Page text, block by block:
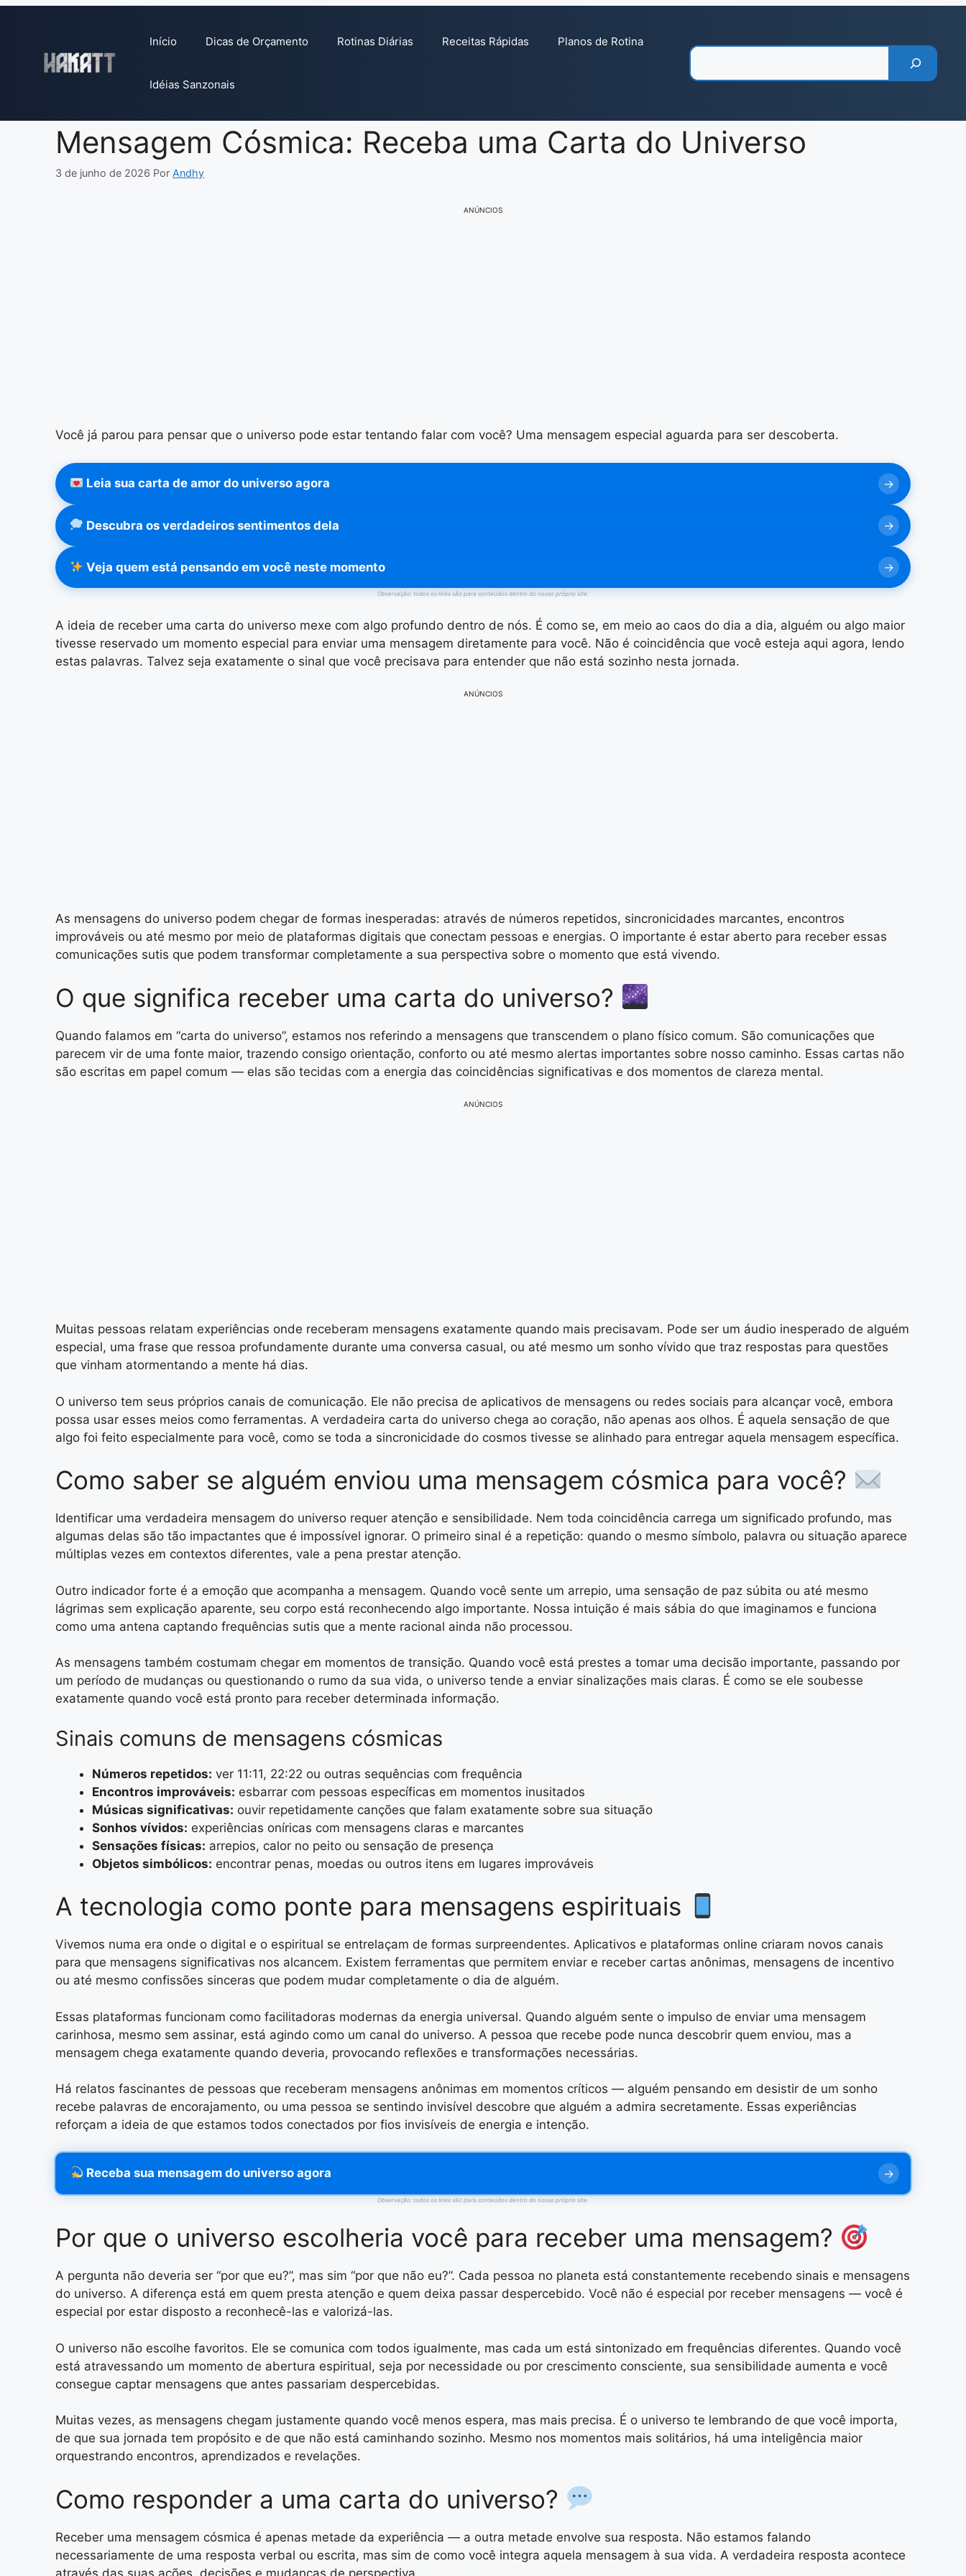
conteúdo
Início Dicas de Orçamento Rotinas Diárias Receitas Rápidas Planos de Rotina
Idéias Sanzonais
Mensagem Cósmica: Receba uma Carta do Universo
3 de junho de 2026 Por Andhy
ANÚNCIOS
Você já parou para pensar que o universo pode estar tentando falar com você? Uma mensagem especial aguarda para ser descoberta.
Leia sua carta de amor do universo agora
Descubra os verdadeiros sentimentos dela
Veja quem está pensando em você neste momento
Observação: todos os links são para conteúdos dentro do nosso próprio site.
A ideia de receber uma carta do universo mexe com algo profundo dentro de nós. É como se, em meio ao caos do dia a dia, alguém ou algo maior
tivesse reservado um momento especial para enviar uma mensagem diretamente para você. Não é coincidência que você esteja aqui agora, lendo
estas palavras. Talvez seja exatamente o sinal que você precisava para entender que não está sozinho nesta jornada.
ANÚNCIOS
As mensagens do universo podem chegar de formas inesperadas: através de números repetidos, sincronicidades marcantes, encontros
improváveis ou até mesmo por meio de plataformas digitais que conectam pessoas e energias. O importante é estar aberto para receber essas
comunicações sutis que podem transformar completamente a sua perspectiva sobre o momento que está vivendo.
O que significa receber uma carta do universo?
Quando falamos em “carta do universo”, estamos nos referindo a mensagens que transcendem o plano físico comum. São comunicações que
parecem vir de uma fonte maior, trazendo consigo orientação, conforto ou até mesmo alertas importantes sobre nosso caminho. Essas cartas não
são escritas em papel comum — elas são tecidas com a energia das coincidências significativas e dos momentos de clareza mental.
ANÚNCIOS
Muitas pessoas relatam experiências onde receberam mensagens exatamente quando mais precisavam. Pode ser um áudio inesperado de alguém
especial, uma frase que ressoa profundamente durante uma conversa casual, ou até mesmo um sonho vívido que traz respostas para questões
que vinham atormentando a mente há dias.
O universo tem seus próprios canais de comunicação. Ele não precisa de aplicativos de mensagens ou redes sociais para alcançar você, embora
possa usar esses meios como ferramentas. A verdadeira carta do universo chega ao coração, não apenas aos olhos. É aquela sensação de que
algo foi feito especialmente para você, como se toda a sincronicidade do cosmos tivesse se alinhado para entregar aquela mensagem específica.
Como saber se alguém enviou uma mensagem cósmica para você?
Identificar uma verdadeira mensagem do universo requer atenção e sensibilidade. Nem toda coincidência carrega um significado profundo, mas
algumas delas são tão impactantes que é impossível ignorar. O primeiro sinal é a repetição: quando o mesmo símbolo, palavra ou situação aparece
múltiplas vezes em contextos diferentes, vale a pena prestar atenção.
Outro indicador forte é a emoção que acompanha a mensagem. Quando você sente um arrepio, uma sensação de paz súbita ou até mesmo
lágrimas sem explicação aparente, seu corpo está reconhecendo algo importante. Nossa intuição é mais sábia do que imaginamos e funciona
como uma antena captando frequências sutis que a mente racional ainda não processou.
As mensagens também costumam chegar em momentos de transição. Quando você está prestes a tomar uma decisão importante, passando por
um período de mudanças ou questionando o rumo da sua vida, o universo tende a enviar sinalizações mais claras. É como se ele soubesse
exatamente quando você está pronto para receber determinada informação.
Sinais comuns de mensagens cósmicas
Números repetidos: ver 11:11, 22:22 ou outras sequências com frequência
Encontros improváveis: esbarrar com pessoas específicas em momentos inusitados
Músicas significativas: ouvir repetidamente canções que falam exatamente sobre sua situação
Sonhos vívidos: experiências oníricas com mensagens claras e marcantes
Sensações físicas: arrepios, calor no peito ou sensação de presença
Objetos simbólicos: encontrar penas, moedas ou outros itens em lugares improváveis
A tecnologia como ponte para mensagens espirituais
Vivemos numa era onde o digital e o espiritual se entrelaçam de formas surpreendentes. Aplicativos e plataformas online criaram novos canais
para que mensagens significativas nos alcancem. Existem ferramentas que permitem enviar e receber cartas anônimas, mensagens de incentivo
ou até mesmo confissões sinceras que podem mudar completamente o dia de alguém.
Essas plataformas funcionam como facilitadoras modernas da energia universal. Quando alguém sente o impulso de enviar uma mensagem
carinhosa, mesmo sem assinar, está agindo como um canal do universo. A pessoa que recebe pode nunca descobrir quem enviou, mas a
mensagem chega exatamente quando deveria, provocando reflexões e transformações necessárias.
Há relatos fascinantes de pessoas que receberam mensagens anônimas em momentos críticos — alguém pensando em desistir de um sonho
recebe palavras de encorajamento, ou uma pessoa se sentindo invisível descobre que alguém a admira secretamente. Essas experiências
reforçam a ideia de que estamos todos conectados por fios invisíveis de energia e intenção.
Receba sua mensagem do universo agora
Observação: todos os links são para conteúdos dentro do nosso próprio site.
Por que o universo escolheria você para receber uma mensagem?
A pergunta não deveria ser “por que eu?”, mas sim “por que não eu?”. Cada pessoa no planeta está constantemente recebendo sinais e mensagens
do universo. A diferença está em quem presta atenção e quem deixa passar despercebido. Você não é especial por receber mensagens — você é
especial por estar disposto a reconhecê-las e valorizá-las.
O universo não escolhe favoritos. Ele se comunica com todos igualmente, mas cada um está sintonizado em frequências diferentes. Quando você
está atravessando um momento de abertura espiritual, seja por necessidade ou por crescimento consciente, sua sensibilidade aumenta e você
consegue captar mensagens que antes passariam despercebidas.
Muitas vezes, as mensagens chegam justamente quando você menos espera, mas mais precisa. É o universo te lembrando de que você importa,
de que sua jornada tem propósito e de que não está caminhando sozinho. Mesmo nos momentos mais solitários, há uma inteligência maior
orquestrando encontros, aprendizados e revelações.
Como responder a uma carta do universo?
Receber uma mensagem cósmica é apenas metade da experiência — a outra metade envolve sua resposta. Não estamos falando
necessariamente de uma resposta verbal ou escrita, mas sim de como você integra aquela mensagem à sua vida. A verdadeira resposta acontece
através das suas ações, decisões e mudanças de perspectiva.